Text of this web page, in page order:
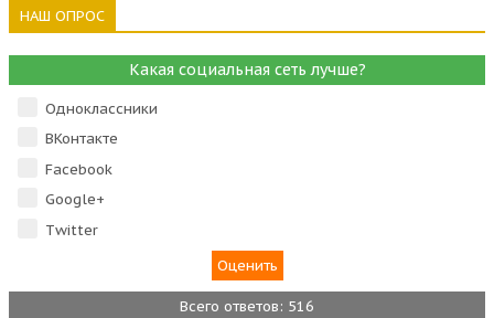
НАШ ОПРОС
Какая социальная сеть лучше?
Одноклассники
ВКонтакте
Facebook
Google+
Тwitter
Всего ответов: 516